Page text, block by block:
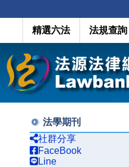
精選六法 法規查詢
法學期刊
社群分享
FaceBook
Line